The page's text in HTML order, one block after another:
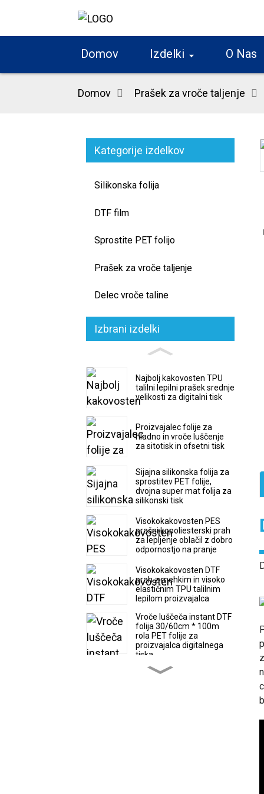
Domov Izdelki O Nas
Domov Prašek za vroče taljenje
Kategorije izdelkov
Silikonska folija
DTF film
Sprostite PET folijo
Prašek za vroče taljenje
Delec vroče taline
Izbrani izdelki
Najbolj kakovosten TPU
talilni lepilni prašek srednje
velikosti za digitalni tisk
Proizvajalec folije za
hladno in vroče luščenje
za sitotisk in ofsetni tisk
Sijajna silikonska folija za
sprostitev PET folije,
dvojna super mat folija za
silikonski tisk
Visokokakovosten PES
prašni kopoliesterski prah
za lepljenje oblačil z dobro
odpornostjo na pranje
Visokokakovosten DTF
prah z mehkim in visoko
elastičnim TPU talilnim
lepilom proizvajalca
Vroče luščeča instant DTF
folija 30/60cm * 100m
rola PET folije za
proizvajalca digitalnega
tiska
Visokokakovosten, super